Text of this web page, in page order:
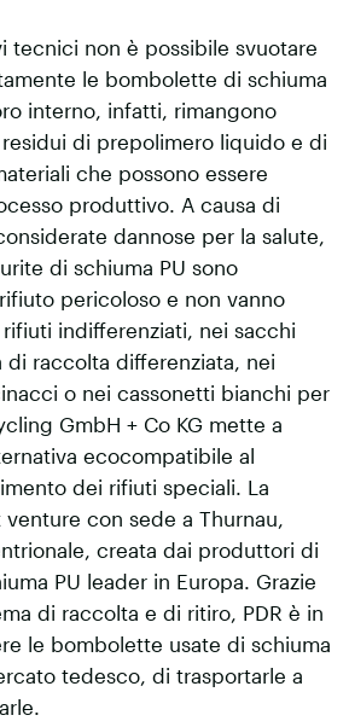
tecnici non è possibile svuotare
le bombolette di schiuma
interno, infatti, rimangono
di prepolimero liquido e di
che possono essere
produttivo. A causa di
dannose per la salute,
di schiuma PU sono
pericoloso e non vanno
indifferenziati, nei sacchi
di raccolta differenziata, nei
o nei cassonetti bianchi per
GmbH + Co KG mette a
ecocompatibile al
dei rifiuti speciali. La
con sede a Thurnau,
creata dai produttori di
PU leader in Europa. Grazie
di raccolta e di ritiro, PDR è in
le bombolette usate di schiuma
tedesco, di trasportarle a